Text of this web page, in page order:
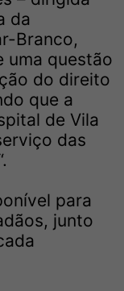
da
Branco,
uma questão
do direito
que a
de Vila
das
para
junto